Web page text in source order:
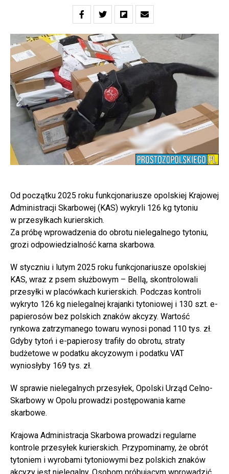
Od początku 2025 roku funkcjonariusze opolskiej Krajowej
Administracji Skarbowej (KAS) wykryli 126 kg tytoniu
w przesyłkach kurierskich.
Za próbę wprowadzenia do obrotu nielegalnego tytoniu,
grozi odpowiedzialność karna skarbowa.
W styczniu i lutym 2025 roku funkcjonariusze opolskiej
KAS, wraz z psem służbowym – Bellą, skontrolowali
przesyłki w placówkach kurierskich. Podczas kontroli
wykryto 126 kg nielegalnej krajanki tytoniowej i 130 szt. e-
papierosów bez polskich znaków akcyzy. Wartość
rynkowa zatrzymanego towaru wynosi ponad 110 tys. zł.
Gdyby tytoń i e-papierosy trafiły do obrotu, straty
budżetowe w podatku akcyzowym i podatku VAT
wyniosłyby 169 tys. zł.
W sprawie nielegalnych przesyłek, Opolski Urząd Celno-
Skarbowy w Opolu prowadzi postępowania karne
skarbowe.
Krajowa Administracja Skarbowa prowadzi regularne
kontrole przesyłek kurierskich. Przypominamy, że obrót
tytoniem i wyrobami tytoniowymi bez polskich znaków
akcyzy jest nielegalny. Osobom próbującym wprowadzić